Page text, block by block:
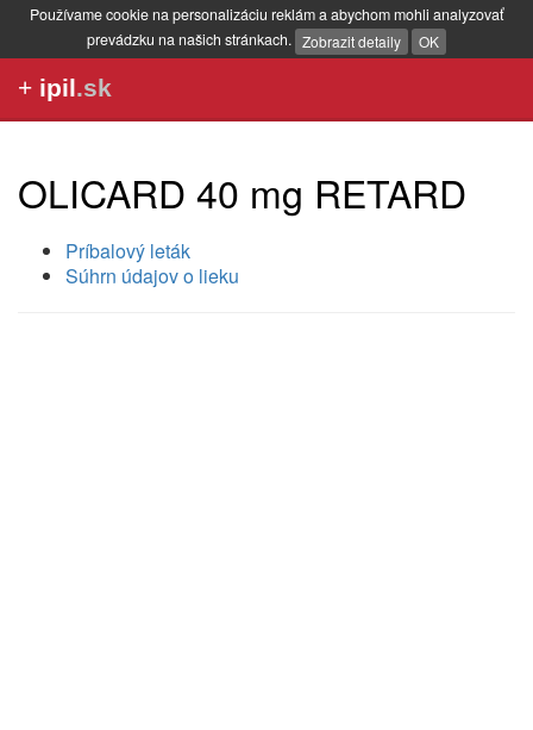
Používame cookie na personalizáciu reklám a abychom mohli analyzovať
prevádzku na našich stránkach. Zobrazit detaily OK
+ ipil.sk
OLICARD 40 mg RETARD
Príbalový leták
Súhrn údajov o lieku